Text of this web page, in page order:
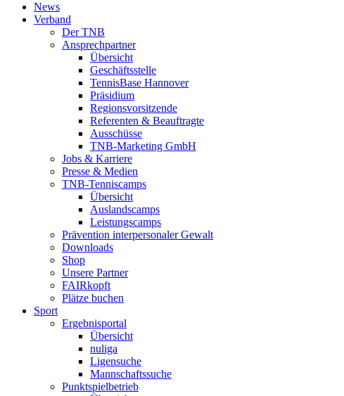
News
Verband
Der TNB
Ansprechpartner
Übersicht
Geschäftsstelle
TennisBase Hannover
Präsidium
Regionsvorsitzende
Referenten & Beauftragte
Ausschüsse
TNB-Marketing GmbH
Jobs & Karriere
Presse & Medien
TNB-Tenniscamps
Übersicht
Auslandscamps
Leistungscamps
Prävention interpersonaler Gewalt
Downloads
Shop
Unsere Partner
FAIRkopft
Plätze buchen
Sport
Ergebnisportal
Übersicht
nuliga
Ligensuche
Mannschaftssuche
Punktspielbetrieb